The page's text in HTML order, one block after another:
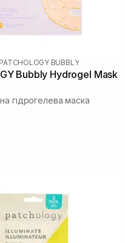
PATCHOLOGY BUBBLY
Bubbly Hydrogel Mask
гідрогелева маска